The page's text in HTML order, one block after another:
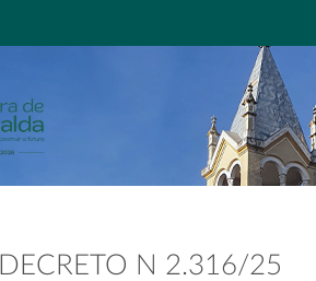
N 2.316/25